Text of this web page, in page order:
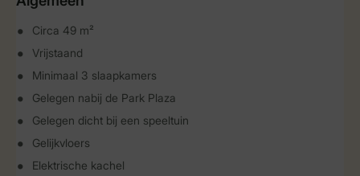
Circa 49 m²
Vrijstaand
Minimaal 3 slaapkamers
Gelegen nabij de Park Plaza
Gelegen dicht bij een speeltuin
Gelijkvloers
Elektrische kachel